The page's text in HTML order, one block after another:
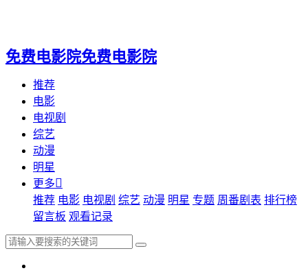
免费电影院免费电影院
推荐
电影
电视剧
综艺
动漫
明星
更多
推荐 电影 电视剧 综艺 动漫 明星 专题 周番剧表 排行榜
留言板 观看记录